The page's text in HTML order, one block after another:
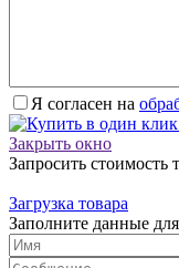
Я согласен на
Закрыть окно
Запросить стоимость
Загрузка товара
Заполните данные